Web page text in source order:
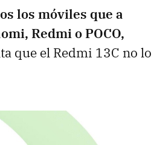
los móviles que a
Redmi o POCO,
que el Redmi 13C no lo